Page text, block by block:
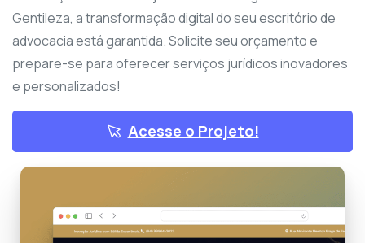
Gentileza, a transformação digital do seu escritório de
advocacia está garantida. Solicite seu orçamento e
prepare-se para oferecer serviços jurídicos inovadores
e personalizados!
Acesse o Projeto!